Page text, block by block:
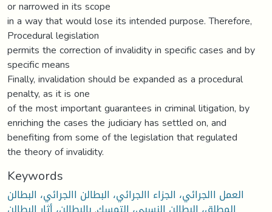
or narrowed in its scope
in a way that would lose its intended purpose. Therefore,
Procedural legislation
permits the correction of invalidity in specific cases and by
specific means
Finally, invalidation should be expanded as a procedural
penalty, as it is one
of the most important guarantees in criminal litigation, by
enriching the cases the judiciary has settled on, and
benefiting from some of the legislation that regulated
the theory of invalidity.
Keywords
العمل االجرائي، الجزاء االجرائي، البطالن االجرائي، البطالن